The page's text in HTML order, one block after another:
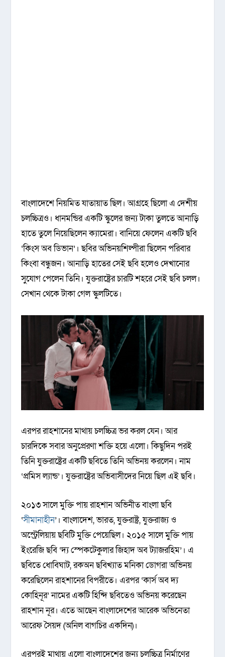
বাংলাদেশে নিয়মিত যাতায়াত ছিল। আগ্রহে ছিলো এ দেশীয়
চলচ্চিত্রও। ধানমন্ডির একটি স্কুলের জন্য টাকা তুলতে আনাড়ি
হাতে তুলে নিয়েছিলেন ক্যামেরা। বানিয়ে ফেলেন একটি ছবি
‘কিংস অব ডিভান’। ছবির অভিনয়শিল্পীরা ছিলেন পরিবার
কিংবা বন্ধুজন। আনাড়ি হাতের সেই ছবি হলেও দেখানোর
সুযোগ পেলেন তিনি। যুক্তরাষ্ট্রের চারটি শহরে সেই ছবি চলল।
সেখান থেকে টাকা গেল স্কুলটিতে।
এরপর রাহশানের মাথায় চলচ্চিত্র ভর করল যেন। আর
চারদিকে সবার অনুপ্রেরণা শক্তি হয়ে এলো। কিছুদিন পরই
তিনি যুক্তরাষ্ট্রের একটি ছবিতে তিনি অভিনয় করলেন। নাম
‘প্রমিস ল্যান্ড’। যুক্তরাষ্ট্রের অভিবাসীদের নিয়ে ছিল এই ছবি।
২০১৩ সালে মুক্তি পায় রাহশান অভিনীত বাংলা ছবি
‘সীমানাহীন’। বাংলাদেশ, ভারত, যুক্তরাষ্ট্র, যুক্তরাজ্য ও
অস্ট্রেলিয়ায় ছবিটি মুক্তি পেয়েছিল। ২০১৫ সালে মুক্তি পায়
ইংরেজি ছবি ‘দ্য স্পেকটেকুলার জিহাদ অব ট্যাজরহিম’। এ
ছবিতে ধোবিঘাট, রকঅন ছবিখ্যাত মনিকা ডোগরা অভিনয়
করেছিলেন রাহশানের বিপরীতে। এরপর ‘কার্স অব দ্য
কোহিনূর’ নামের একটি হিন্দি ছবিতেও অভিনয় করেছেন
রাহশান নূর। এতে আছেন বাংলাদেশের আরেক অভিনেতা
আরেফ সৈয়দ (অনিল বাগচির একদিন)।
এরপরই মাথায় এলো বাংলাদেশের জন্য চলচ্চিত্র নির্মাণের